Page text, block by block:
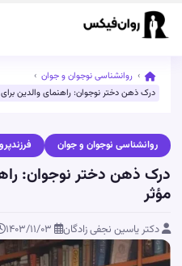
› روانشناسی نوجوان و جوان ›
درک ذهن دختر نوجوان: راهنمای والدین برای
روانشناسی نوجوان و جوان
درک ذهن دختر نوجوان:
مؤثر
دکتر یاسین نجفی زادگان